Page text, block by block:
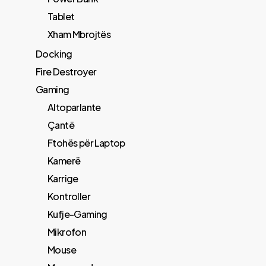
Tablet
Xham Mbrojtës
Docking
Fire Destroyer
Gaming
Altoparlante
Çantë
Ftohës për Laptop
Kamerë
Karrige
Kontroller
Kufje-Gaming
Mikrofon
Mouse